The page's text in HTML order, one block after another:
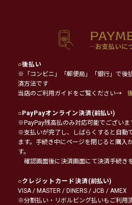
○後払い
※「コンビニ」「郵便局」「銀行」で後
済方法です
当店のご利用ガイドをご覧ください→
○PayPayオンライン決済(前払い)
※PayPay残高払のみ対応可能でございま
※支払いが完了し、しばらくすると自動
ます。手続き中にページを閉じると購入
す。
確認画面後に決済画面にて決済手続き
○クレジットカード決済(前払い)
VISA / MASTER / DINERS / JCB / AMEX
※分割払い・リボルビング払いもご利用頂